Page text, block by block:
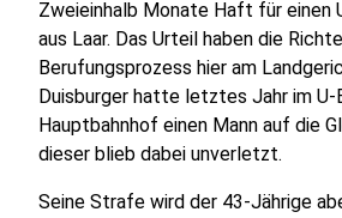
Zweieinhalb Monate Haft für einen
aus Laar. Das Urteil haben die
Berufungsprozess hier am
Duisburger hatte letztes Jahr im U-
Hauptbahnhof einen Mann auf die
dieser blieb dabei unverletzt.
Seine Strafe wird der 43-Jährige